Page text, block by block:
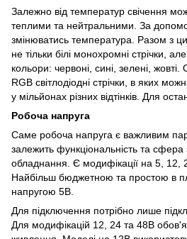
Залежно від температур свічення
теплими та нейтральними. За
змінюватись температура. Разом з
не тільки білі монохромні стрічки,
кольори: червоні, сині, зелені,
RGB світлодіодні стрічки, в яких
у мільйонах різних відтінків. Для
Робоча напруга
Саме робоча напруга є важливим
залежить функціональність та сфера
обладнання. Є модифікації на 5, 12,
Найбільш бюджетною та простою в
напругою 5В.
Для підключення потрібно лише
Для модифікацій 12, 24 та 48В